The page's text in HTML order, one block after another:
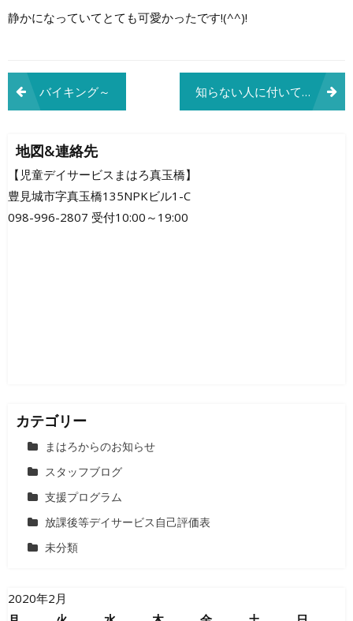
静かになっていてとても可愛かったです!(^^)!
投
稿
ナ
ビ
ゲ
バイキング～ 知らない人に付いて行かないよ！
地図&連絡先
【児童デイサービスまはろ真玉橋】
豊見城市字真玉橋135NPKビル1-C
098-996-2807 受付10:00～19:00
カテゴリー
まはろからのお知らせ
スタッフブログ
支援プログラム
放課後等デイサービス自己評価表
未分類
2020年2月